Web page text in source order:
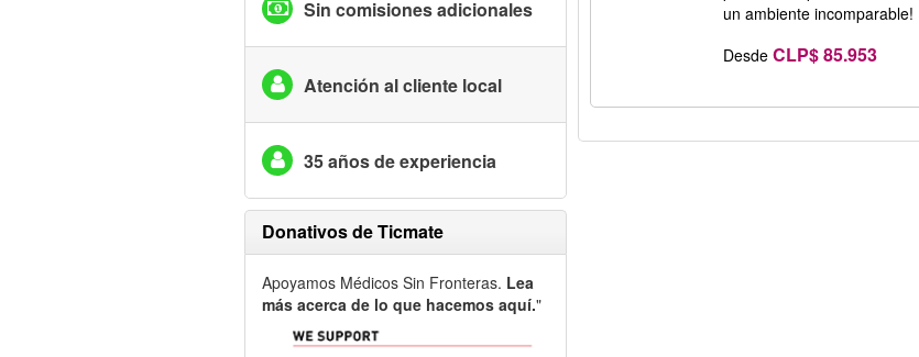
Sin comisiones adicionales
Atención al cliente local
35 años de experiencia
Donativos de Ticmate
Apoyamos Médicos Sin Fronteras. Lea
más acerca de lo que hacemos aquí."
un ambiente incomparable!
Desde CLP$ 85.953